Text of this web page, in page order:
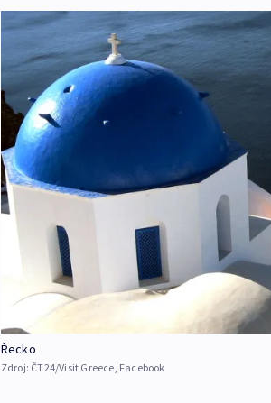
Řecko
Zdroj: ČT24/Visit Greece, Facebook